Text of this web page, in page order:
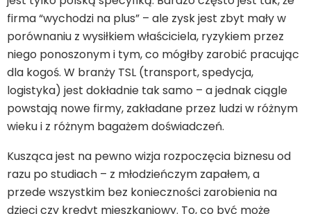
firma “wychodzi na plus” – ale zysk jest zbyt mały w
porównaniu z wysiłkiem właściciela, ryzykiem przez
niego ponoszonym i tym, co mógłby zarobić pracując
dla kogoś. W branży TSL (transport, spedycja,
logistyka) jest dokładnie tak samo – a jednak ciągle
powstają nowe firmy, zakładane przez ludzi w różnym
wieku i z różnym bagażem doświadczeń.
Kusząca jest na pewno wizja rozpoczęcia biznesu od
razu po studiach – z młodzieńczym zapałem, a
przede wszystkim bez konieczności zarobienia na
dzieci czy kredyt mieszkaniowy. To, co być może